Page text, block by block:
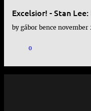
e
Excelsior! - Stan
by gábor bence november
0